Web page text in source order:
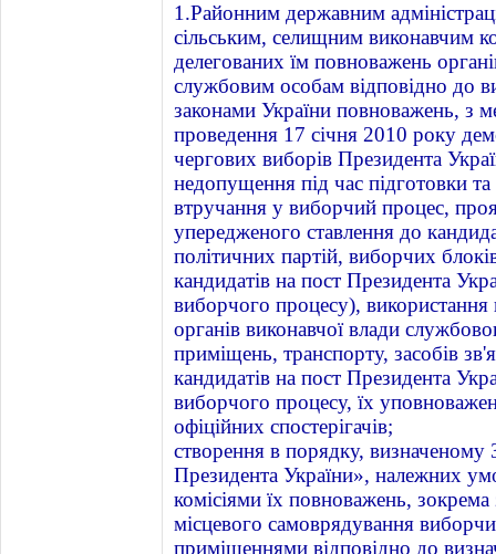
1.Районним державним
сільським, селищним виконавчим
делегованих їм повноважень
службовим особам відповідно до
законами України повноважень, з
проведення 17 січня 2010 року
чергових виборів Президента
недопущення під час підготовки
втручання у виборчий процес,
упередженого ставлення до
політичних партій, виборчих
кандидатів на пост Президента
виборчого процесу),
органів виконавчої влади
приміщень, транспорту, засобів
кандидатів на пост Президента
виборчого процесу, їх
офіційних спостерігачів;
створення в порядку,
Президента України», належних
комісіями їх повноважень,
місцевого самоврядування
приміщеннями відповідно до